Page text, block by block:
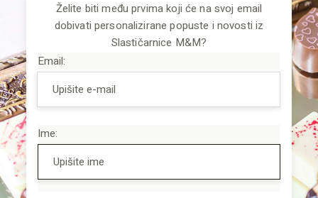
Želite biti među prvima koji će na svoj email
dobivati personalizirane popuste i novosti iz
Slastičarnice M&M?
Email:
Ime: